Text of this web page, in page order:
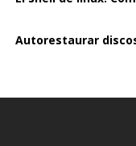
Autorestaurar